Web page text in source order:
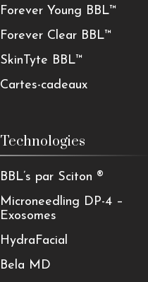
Forever Young BBL™
Forever Clear BBL™
SkinTyte BBL™
Cartes-cadeaux
Technologies
BBL’s par Sciton ®
Microneedling DP-4 –
Exosomes
HydraFacial
Bela MD